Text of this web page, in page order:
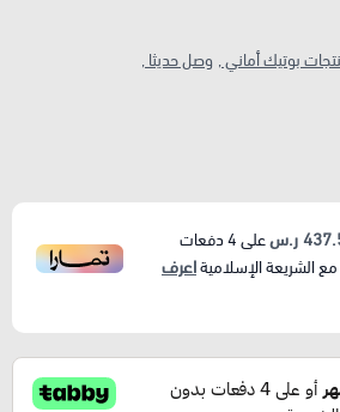
بوتيك أماني , وصل حديثا ,
ر.س على4دفعات
الشريعة الإسلاميةاعرف